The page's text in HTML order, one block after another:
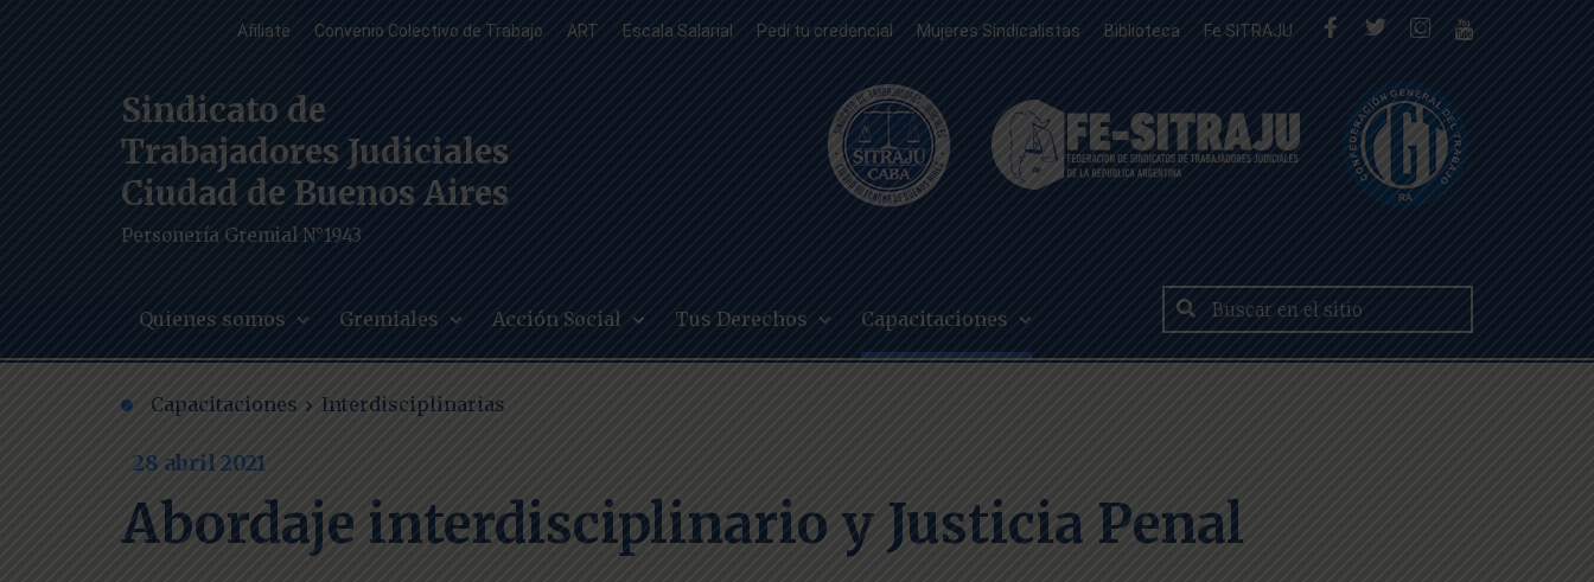
Afiliate Convenio Colectivo de Trabajo ART Escala Salarial Pedí tu credencial Mujeres Sindicalistas Biblioteca Fe SITRAJU
Sindicato de
Trabajadores Judiciales
Ciudad de Buenos Aires
Personería Gremial N°1943
Quienes somos Gremiales Acción Social Tus Derechos Capacitaciones
Capacitaciones Interdisciplinarias
28 abril 2021
Abordaje interdisciplinario y Justicia Penal